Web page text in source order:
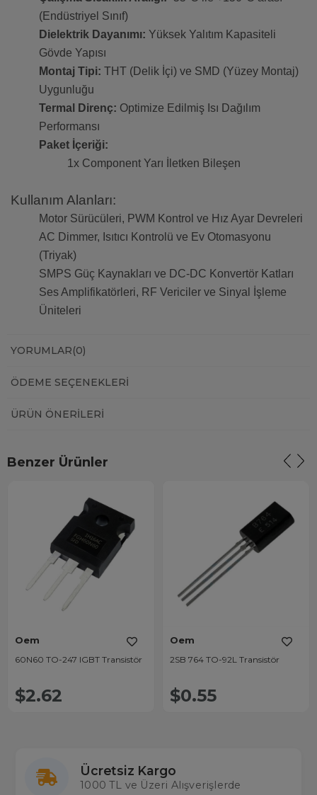
(Endüstriyel Sınıf)
Dielektrik Dayanımı: Yüksek Yalıtım Kapasiteli
Gövde Yapısı
Montaj Tipi: THT (Delik İçi) ve SMD (Yüzey Montaj)
Uygunluğu
Termal Direnç: Optimize Edilmiş Isı Dağılım
Performansı
Paket İçeriği:
1x Component Yarı İletken Bileşen
Kullanım Alanları:
Motor Sürücüleri, PWM Kontrol ve Hız Ayar Devreleri
AC Dimmer, Isıtıcı Kontrolü ve Ev Otomasyonu
(Triyak)
SMPS Güç Kaynakları ve DC-DC Konvertör Katları
Ses Amplifikatörleri, RF Vericiler ve Sinyal İşleme
Üniteleri
YORUMLAR(0)
ÖDEME SEÇENEKLERI
ÜRÜN ÖNERILERI
Benzer Ürünler
Oem
60N60 TO-247 IGBT Transistör
$2.62
Oem
2SB 764 TO-92L Transistör
$0.55
Ücretsiz Kargo
1000 TL ve Üzeri Alışverişlerde